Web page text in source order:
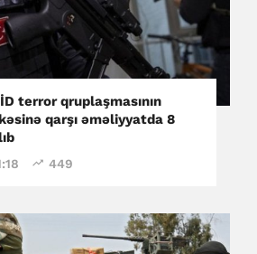
terror qruplaşmasının
qarşı əməliyyatda 8
449